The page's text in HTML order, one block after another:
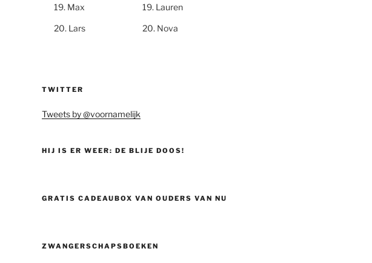
Max
Lars
Lauren
Nova
TWITTER
Tweets by @voornamelijk
HIJ IS ER WEER: DE BLIJE DOOS!
GRATIS CADEAUBOX VAN OUDERS VAN NU
ZWANGERSCHAPSBOEKEN